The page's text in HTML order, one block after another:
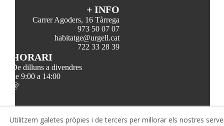
+ INFO
Carrer Agoders, 16 Tàrrega
973 50 07 07
habitatge@urgell.cat
722 33 28 39
HORARI
De dilluns a divendres
de 9:00 a 14:00
@
Utilitzem galetes pròpies i de tercers per millorar els nostres